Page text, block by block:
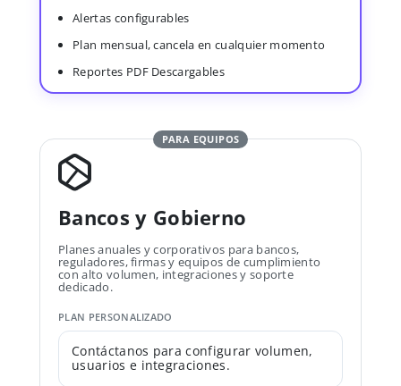
Alertas configurables
Plan mensual, cancela en cualquier momento
Reportes PDF Descargables
PARA EQUIPOS
Bancos y Gobierno
Planes anuales y corporativos para bancos,
reguladores, firmas y equipos de cumplimiento
con alto volumen, integraciones y soporte
dedicado.
PLAN PERSONALIZADO
Contáctanos para configurar volumen,
usuarios e integraciones.